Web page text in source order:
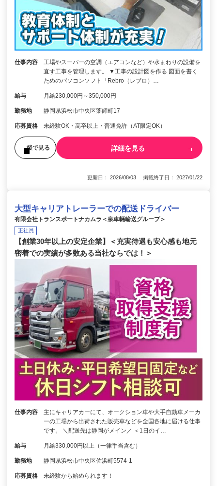
仕事内容
工場やスーパーの空調（エアコンなど）や水まわりの設備を
直す工事を管理します。 ▼工事の設計図を作る 図面を書く
ためのパソコンソフト「Rebro（レブロ）…
給与 月給230,000円～350,000円
勤務地 静岡県浜松市中央区薬師町17
応募資格 未経験OK・高卒以上・普通免許（AT限定OK）
後で見る 詳細を見る
更新日： 2026/08/03 掲載終了日： 2027/01/22
大型キャリアトレーラーでの配送ドライバー
有限会社トランスポートナカムラ＜泉車輛輸送グループ＞
正社員
【創業30年以上の安定企業】＜充実待遇も安心感も地元
密着での実績が多数ある当社ならでは！＞
仕事内容
主にキャリアカーにて、オークション車や大手自動車メーカ
ーの工場から出荷された販売車などを全国各地に届ける仕事
です。 ＼配送先は静岡がメイン／ ＜1日のイ…
給与 月給330,000円以上（一律手当含む）
勤務地 静岡県浜松市中央区佐浜町5574-1
応募資格 未経験から始められます！